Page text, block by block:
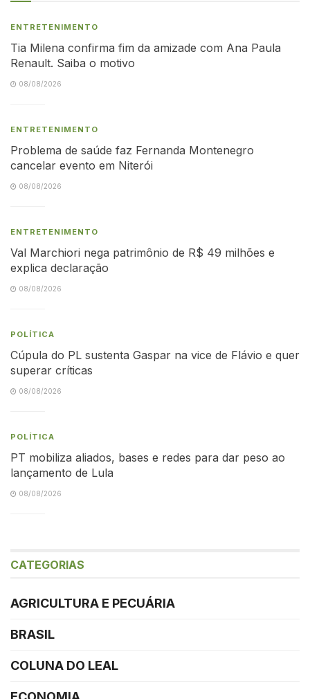
ENTRETENIMENTO
Tia Milena confirma fim da amizade com Ana Paula
Renault. Saiba o motivo
08/08/2026
ENTRETENIMENTO
Problema de saúde faz Fernanda Montenegro
cancelar evento em Niterói
08/08/2026
ENTRETENIMENTO
Val Marchiori nega patrimônio de R$ 49 milhões e
explica declaração
08/08/2026
POLÍTICA
Cúpula do PL sustenta Gaspar na vice de Flávio e quer
superar críticas
08/08/2026
POLÍTICA
PT mobiliza aliados, bases e redes para dar peso ao
lançamento de Lula
08/08/2026
CATEGORIAS
AGRICULTURA E PECUÁRIA
BRASIL
COLUNA DO LEAL